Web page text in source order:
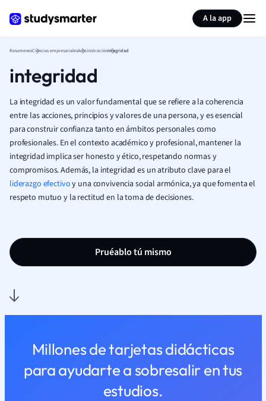
A la app
ResumenesCiencias empresarialesAdministraciónintegridad
integridad
La integridad es un valor fundamental que se refiere a la coherencia
entre las acciones, principios y valores de una persona, y es esencial
para construir confianza tanto en ámbitos personales como
profesionales. En el contexto académico y profesional, mantener la
integridad implica ser honesto y ético, respetando normas y
compromisos. Además, la integridad es un atributo clave para el
liderazgo efectivoy una convivencia social armónica, ya que fomenta el
respeto mutuo y la rectitud en la toma de decisiones.
Pruéablo tú mismo
Millones de tarjetas didácticas
para ayudarte a sobresalir en tus
estudios.
Resumir página